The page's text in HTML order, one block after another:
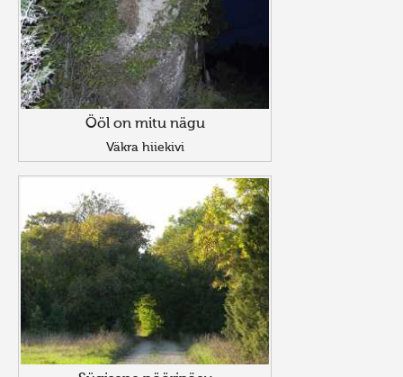
Ööl on mitu nägu
Väkra hiiekivi